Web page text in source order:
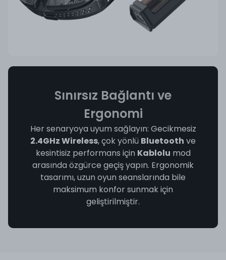
Sınırsız Bağlantı ve
Ergonomi
Her senaryoya uyum sağlayın: Gecikmesiz
2.4GHz Wireless, çok yönlü Bluetooth ve
kesintisiz performans için Kablolu mod
arasında özgürce geçiş yapın. Ergonomik
tasarımı, uzun oyun seanslarında bile
maksimum konfor sunmak için
geliştirilmiştir.